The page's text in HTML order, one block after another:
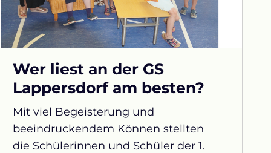
Wer liest an der GS
Lappersdorf am besten?
Mit viel Begeisterung und
beeindruckendem Können stellten
die Schülerinnen und Schüler der 1.